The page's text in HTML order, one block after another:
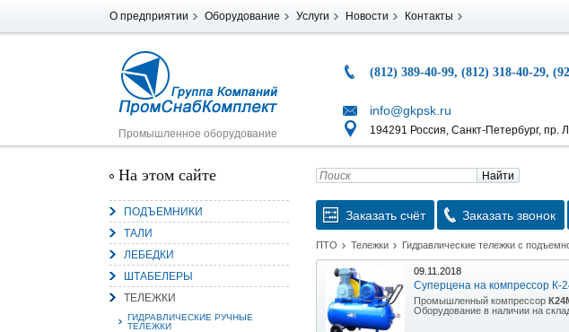
О предприятии Оборудование Услуги Новости Контакты
Промышленное оборудование
(812) 389-40-99, (812) 318-40-29,
info@gkpsk.ru
194291 Россия, Санкт-Петербург, пр.
На этом сайте
ПОДЪЕМНИКИ
ТАЛИ
ЛЕБЕДКИ
ШТАБЕЛЕРЫ
ТЕЛЕЖКИ
ГИДРАВЛИЧЕСКИЕ РУЧНЫЕ
ТЕЛЕЖКИ
Найти
Заказать счёт Заказать звонок
ПТО Тележки Гидравлические тележки с
09.11.2018
Суперцена на компрессор К-
Промышленный компрессор
Оборудование в наличии на